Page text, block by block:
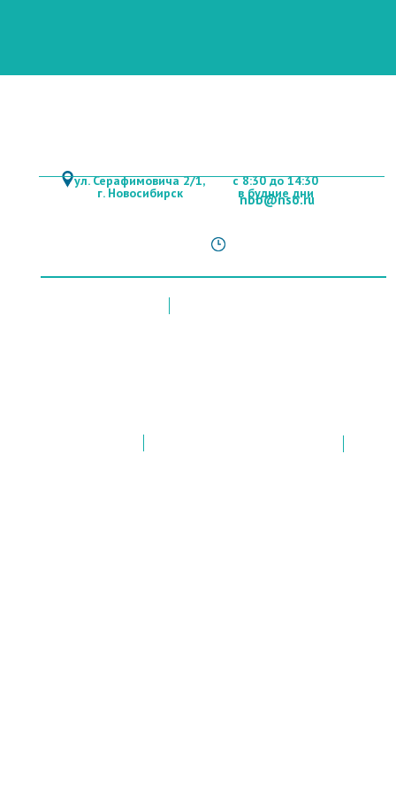
ул. Серафимовича 2/1,
г. Новосибирск nbb@nso.ru
с 8:30 до 14:30
в будние дни